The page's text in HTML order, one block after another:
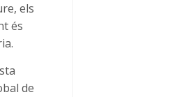
els
és
de